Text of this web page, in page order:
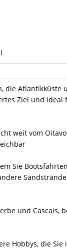
die Atlantikküste
Ziel und
weit vom
Sie
und
Hobbys, die